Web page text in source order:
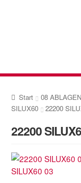
Start 08
SILUX60
22200
22200